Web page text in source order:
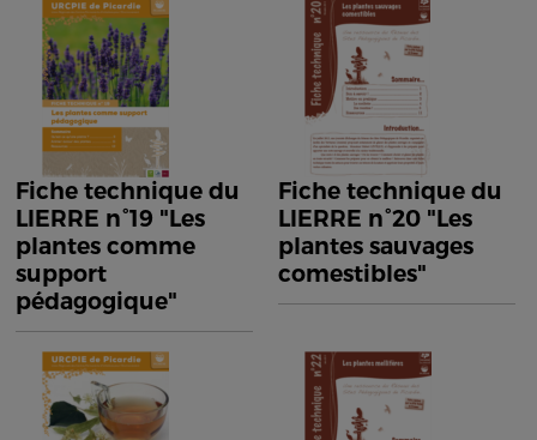
Fiche technique du
LIERRE n°19 "Les
plantes comme
support
pédagogique"
Fiche technique du
LIERRE n°20 "Les
plantes sauvages
comestibles"